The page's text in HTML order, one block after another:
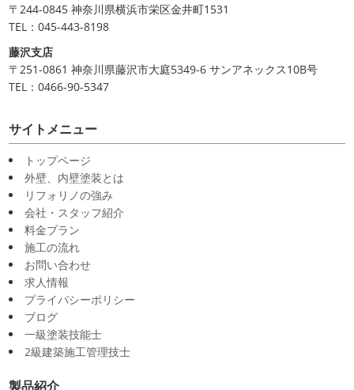
〒244-0845 神奈川県横浜市栄区金井町1531
TEL：045-443-8198
藤沢支店
〒251-0861 神奈川県藤沢市大庭5349-6 サンアネックス10B号
TEL：0466-90-5347
サイトメニュー
トップページ
外壁、内壁塗装とは
リフォリノの強み
会社・スタッフ紹介
料金プラン
施工の流れ
お問い合わせ
求人情報
プライバシーポリシー
ブログ
一級塗装技能士
2級建築施工管理技士
製品紹介